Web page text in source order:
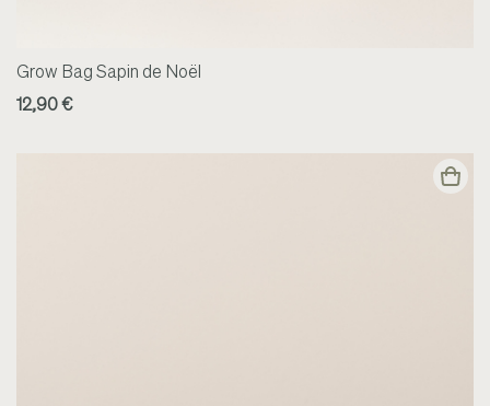
Grow Bag Sapin de Noël
12,90 €